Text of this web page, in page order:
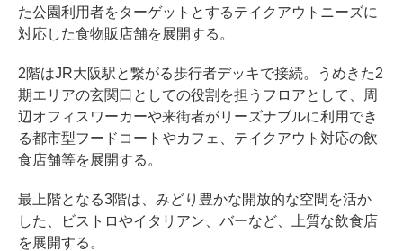
た公園利用者をターゲットとするテイクアウトニーズに
対応した食物販店舗を展開する。
2階はJR大阪駅と繋がる歩行者デッキで接続。うめきた2
期エリアの玄関口としての役割を担うフロアとして、周
辺オフィスワーカーや来街者がリーズナブルに利用でき
る都市型フードコートやカフェ、テイクアウト対応の飲
食店舗等を展開する。
最上階となる3階は、みどり豊かな開放的な空間を活か
した、ビストロやイタリアン、バーなど、上質な飲食店
を展開する。